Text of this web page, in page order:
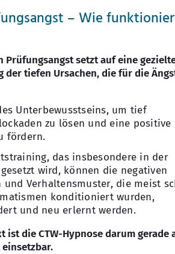
– Wie
Prüfungsangst setzt auf eine
der tiefen Ursachen, die für die
Unterbewusstseins, um tief
zu lösen und eine positive
fördern.
das insbesondere in der
wird, können die negativen
Verhaltensmuster, die meist
konditioniert wurden,
und neu erlernt werden.
ist die CTW-Hypnose darum gerade